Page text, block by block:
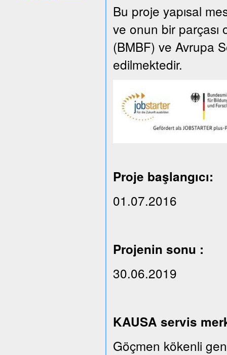
Bu proje yapısal
ve onun bir parçası
(BMBF) ve Avrupa
edilmektedir.
Proje başlangıcı:
01.07.2016
Projenin sonu :
30.06.2019
KAUSA servis
Göçmen kökenli